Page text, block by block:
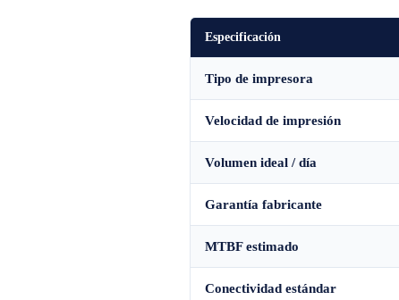
Especificación
Tipo de impresora
Velocidad de impresión
Volumen ideal / día
Garantía fabricante
MTBF estimado
Conectividad estándar